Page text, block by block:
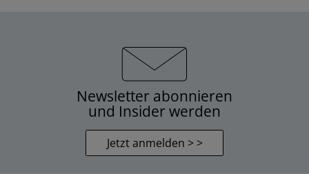
Newsletter abonnieren
und Insider werden
Jetzt anmelden > >